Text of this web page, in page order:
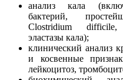
анализ кала
бактерий,
Clostridium difficile,
эластазы кала);
клинический анализ
и косвенные
лейкоцитоз,